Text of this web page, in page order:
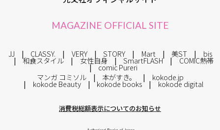
MAGAZINE OFFICIAL SITE
JJ CLASSY. VERY STORY Mart 美ST bis
和食スタイル 女性自身 SmartFLASH COMIC熱帯
comic Pureri
マンガ コミソル
本がすき。 kokode.jp
kokode Beauty kokode books kokode digital
消費税総額表示についてのお知らせ